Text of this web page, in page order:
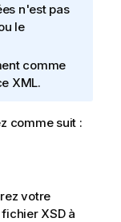
n'est pas
le
comme
XML.
comme suit :
votre
XSD à